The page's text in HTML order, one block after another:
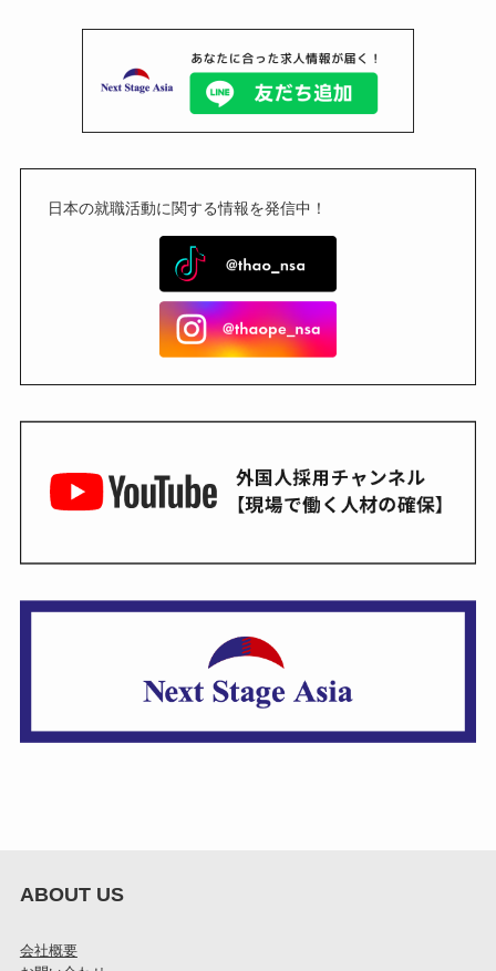
日本の就職活動に関する情報を発信中！
ABOUT US
会社概要